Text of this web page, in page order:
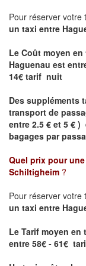
Pour réserver votre
un taxi entre
Le Coût moyen en
Haguenau est
14€ tarif nuit
Des suppléments
transport de
entre 2.5 € et 5 €
bagages par
Quel prix pour
Schiltigheim ?
Pour réserver votre
un taxi entre
Le Tarif moyen
entre 58€ - 61€